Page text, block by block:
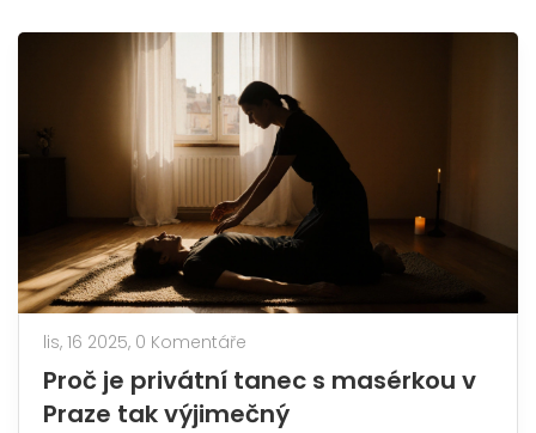
lis, 16 2025, 0 Komentáře
Proč je privátní tanec s masérkou v
Praze tak výjimečný